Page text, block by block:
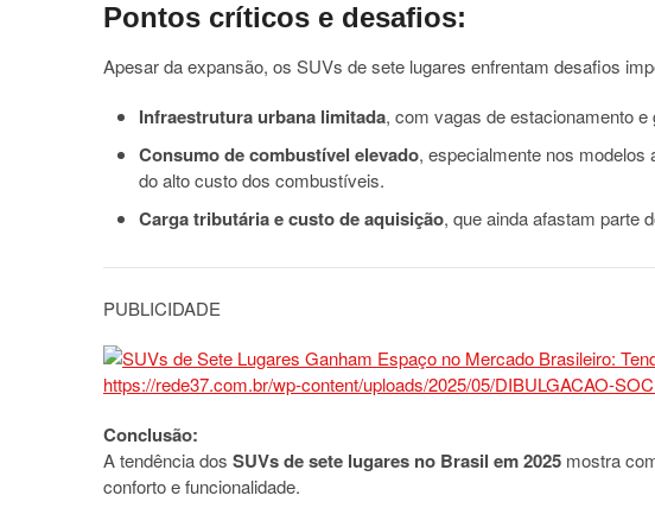
Pontos críticos e desafios:
Apesar da expansão, os SUVs de sete lugares enfrentam desafios
Infraestrutura urbana limitada, com vagas de estacionamento
Consumo de combustível elevado, especialmente nos modelos
do alto custo dos combustíveis.
Carga tributária e custo de aquisição, que ainda afastam parte
PUBLICIDADE
Conclusão:
A tendência dos SUVs de sete lugares no Brasil em 2025 mostra
conforto e funcionalidade.